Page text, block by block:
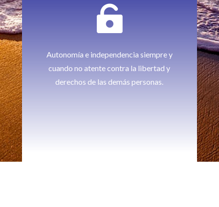

Autonomía e independencia siempre y
cuando no atente contra la libertad y
derechos de las demás personas.